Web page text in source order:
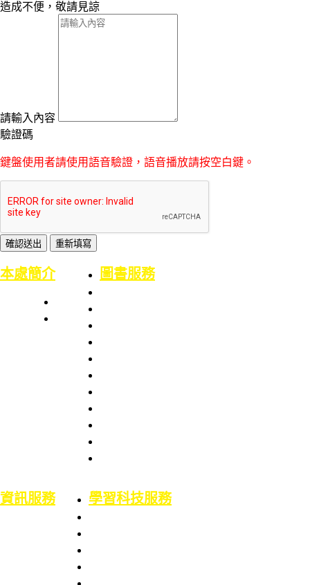
造成不便，敬請見諒
請輸入內容
驗證碼
鍵盤使用者請使用語音驗證，語音播放請按空白鍵。
本處簡介 圖書服務
資訊服務 學習科技服務